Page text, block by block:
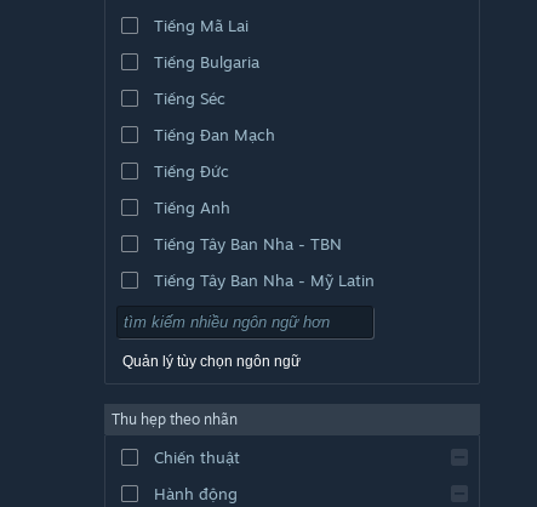
Tiếng Mã Lai
Tiếng Bulgaria
Tiếng Séc
Tiếng Đan Mạch
Tiếng Đức
Tiếng Anh
Tiếng Tây Ban Nha - TBN
Tiếng Tây Ban Nha - Mỹ Latin
Quản lý tùy chọn ngôn ngữ
Thu hẹp theo nhãn
Chiến thuật
Hành động